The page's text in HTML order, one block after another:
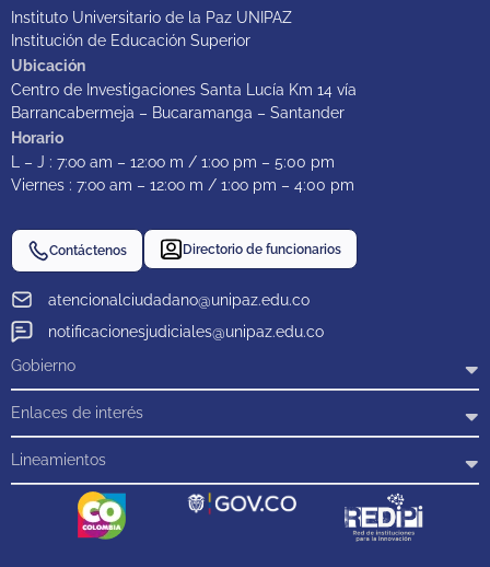
Instituto Universitario de la Paz UNIPAZ
Institución de Educación Superior
Ubicación
Centro de Investigaciones Santa Lucía Km 14 vía
Barrancabermeja – Bucaramanga – Santander
Horario
L – J : 7:oo am – 12:oo m / 1:oo pm – 5:00 pm
Viernes : 7:oo am – 12:oo m / 1:oo pm – 4:00 pm
atencionalciudadano@unipaz.edu.co
notificacionesjudiciales@unipaz.edu.co
Contáctenos Directorio de funcionarios
Gobierno
Enlaces de interés
Lineamientos